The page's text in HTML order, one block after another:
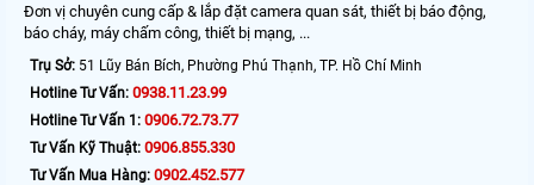
Đơn vị chuyên cung cấp & lắp đặt camera quan sát, thiết bị báo động,
báo cháy, máy chấm công, thiết bị mạng, ...
Trụ Sở: 51 Lũy Bán Bích, Phường Phú Thạnh, TP. Hồ Chí Minh
Hotline Tư Vấn: 0938.11.23.99
Hotline Tư Vấn 1: 0906.72.73.77
Tư Vấn Kỹ Thuật: 0906.855.330
Tư Vấn Mua Hàng: 0902.452.577